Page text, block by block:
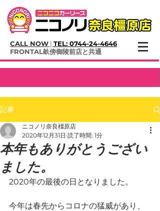
CALL NOW | TEL: 0744-24-4646
​FRONTAL畝傍御陵前店と共通
記事
本年もありがとうござい
ました。
ニコノリ奈良橿原店
2020年12月31日 読了時間: 1分
2020年の最後の日となりました。
今年は春先からコロナの猛威があり、